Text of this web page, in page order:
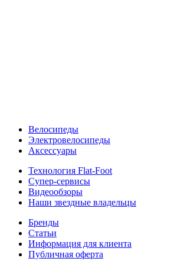
Велосипеды
Электровелосипеды
Аксессуары
Технология Flat-Foot
Супер-сервисы
Видеообзоры
Наши звездные владельцы
Бренды
Статьи
Информация для клиента
Публичная оферта